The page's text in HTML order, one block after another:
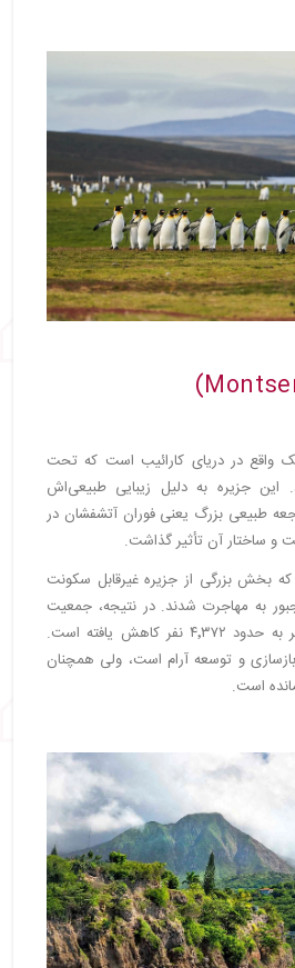
واقع در دریای کارائیب است که تحت
این جزیره به دلیل زیبایی طبیعی‌اش
طبیعی بزرگ یعنی فوران آتشفشان در
بخش بزرگی از جزیره غیرقابل سکونت
به مهاجرت شدند. در نتیجه، جمعیت
مونتسرات از ده‌ها هزار نفر به حدود ۴٬۳۷۲ نفر کاهش یافته است.
و توسعه آرام است، ولی همچنان
است.